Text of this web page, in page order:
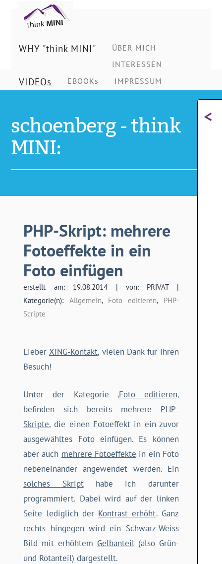
Ing.
Schönberg
Christian
WHY "think MINI"
ÜBER MICH
INTERESSEN
VIDEOs EBOOKs IMPRESSUM
schoenberg - think
MINI:
PHP-Skript: mehrere
Fotoeffekte in ein
Foto einfügen
erstellt am: 19.08.2014 | von: PRIVAT |
Kategorie(n): Allgemein, Foto editieren, PHP-
Scripte
Lieber XING-Kontakt, vielen Dank für Ihren
Besuch!
Unter der Kategorie ‚Foto editieren‚
befinden sich bereits mehrere PHP-
Skripte, die einen Fotoeffekt in ein zuvor
ausgewähltes Foto einfügen. Es können
aber auch mehrere Fotoeffekte in ein Foto
nebeneinander angewendet werden. Ein
solches Skripthabe ich darunter
programmiert. Dabei wird auf der linken
Seite lediglich der Kontrast erhöht. Ganz
rechts hingegen wird ein Schwarz-Weiss
Bild mit erhöhtem Gelbanteil(also Grün-
und Rotanteil) dargestellt.
<